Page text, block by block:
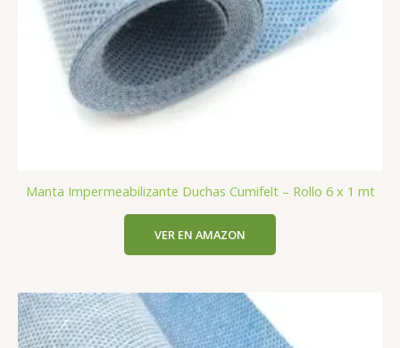
Manta Impermeabilizante Duchas Cumifelt – Rollo 6 x 1 mt
VER EN AMAZON